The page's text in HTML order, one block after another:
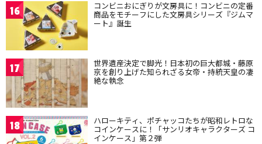
16 コンビニおにぎりが文房具に！コンビニの定番
商品をモチーフにした文房具シリーズ『ジムマ
ート』誕生
17 世界遺産決定で脚光！日本初の巨大都城・藤原
京を創り上げた知られざる女帝・持統天皇の凄
絶な執念
18 ハローキティ、ポチャッコたちが昭和レトロな
コインケースに！「サンリオキャラクターズ コ
インケース」第２弾